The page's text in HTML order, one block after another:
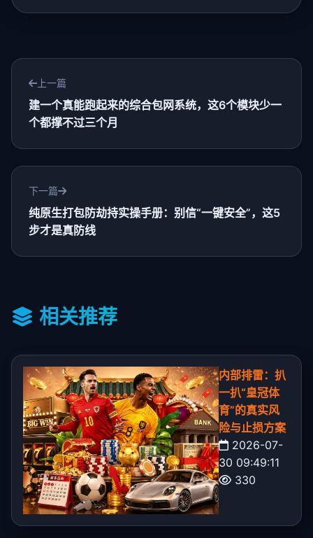
上一篇
建一个真能跑起来的综合包网系统，这6个模块少一
个都撑不过三个月
下一篇
纯原生打包防劫持实操手册：别信“一键安全”，这5
步才是真防线
相关推荐
内部排雷：扒
一扒“皇冠体
育”的真实风
险与止损方案
2026-07-
30 09:49:11
330